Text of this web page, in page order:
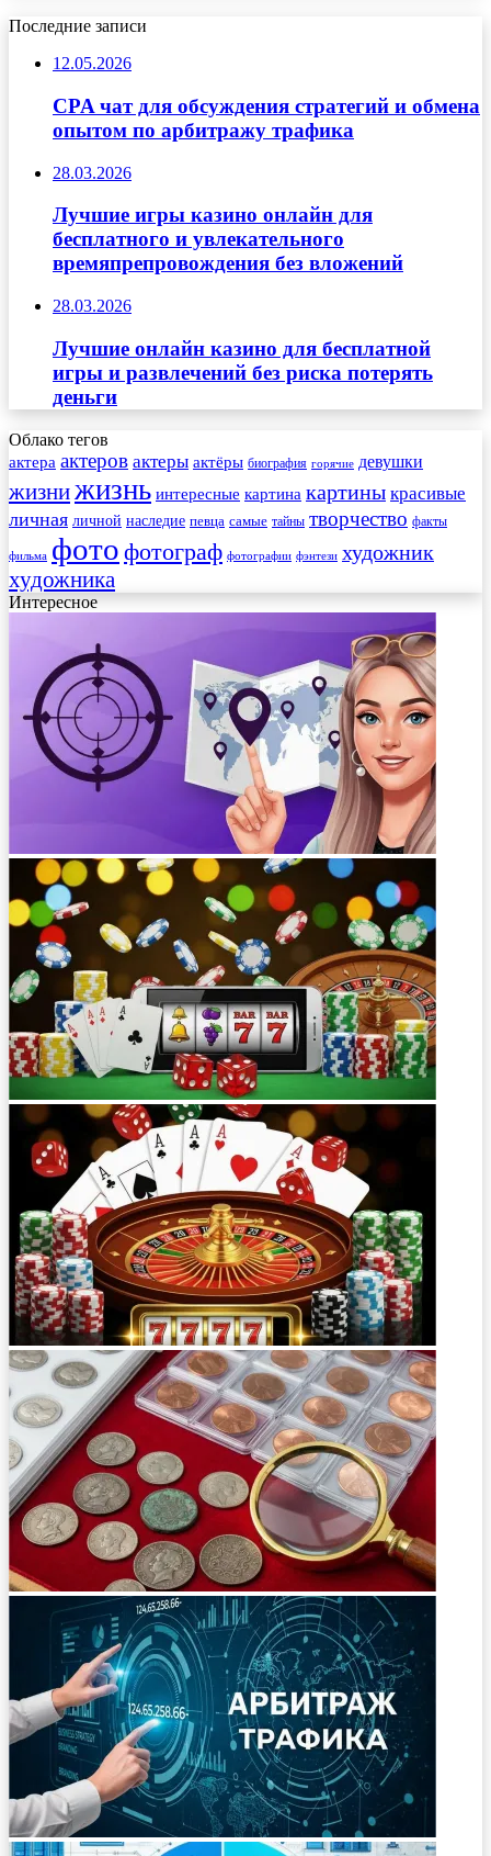
Последние записи
12.05.2026
CPA чат для обсуждения стратегий и обмена
опытом по арбитражу трафика
28.03.2026
Лучшие игры казино онлайн для
бесплатного и увлекательного
времяпрепровождения без вложений
28.03.2026
Лучшие онлайн казино для бесплатной
игры и развлечений без риска потерять
деньги
Облако тегов
актера актеров актеры актёры биография горячие девушки
жизнижизнь интересные картина картины красивые
личная личной наследие певца самые тайны творчество факты
фильма фото фотограф фотографии фэнтези художник
художника
Интересное